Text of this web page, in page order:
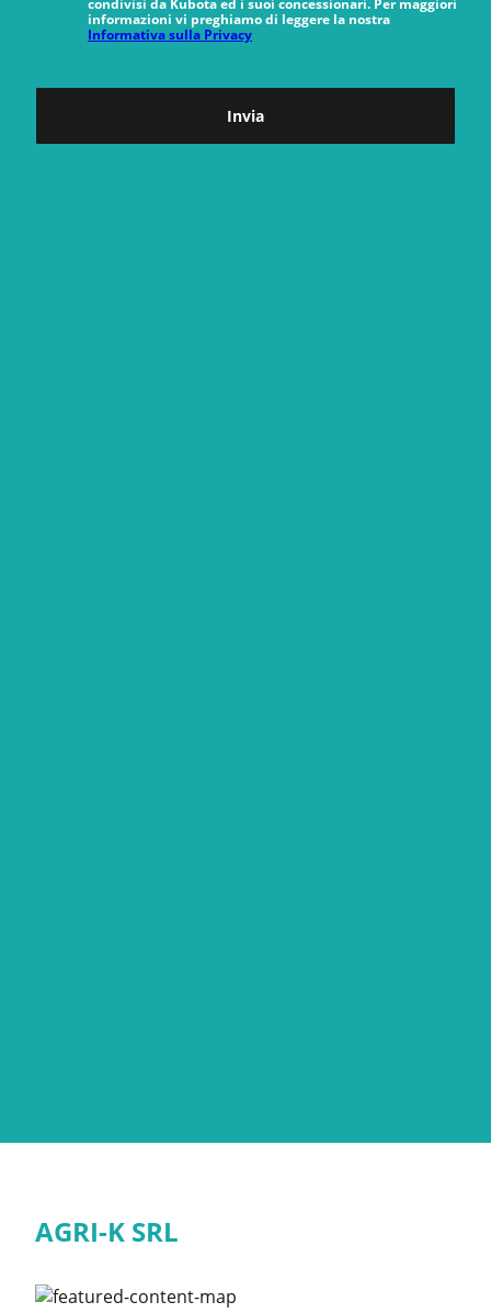
condivisi da Kubota ed i suoi concessionari. Per maggiori
informazioni vi preghiamo di leggere la nostra
Informativa sulla Privacy
Invia
AGRI-K SRL